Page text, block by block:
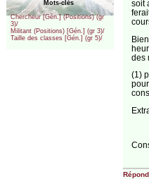
Mots-clés
Chercheur [Gén.] (Positions) (gr
3)/
Militant (Positions) [Gén.] (gr 3)/
Taille des classes [Gén.] (gr 5)/
soit
des
(1)